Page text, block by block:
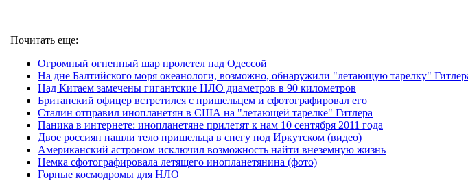
Почитать еще:
Огромный огненный шар пролетел над Одессой
На дне Балтийского моря океанологи, возможно, обнаружили "летающую тарелку"
Над Китаем замечены гигантские НЛО диаметров в 90 километров
Британский офицер встретился с пришельцем и сфотографировал его
Сталин отправил инопланетян в США на "летающей тарелке" Гитлера
Паника в интернете: инопланетяне прилетят к нам 10 сентября 2011 года
Двое россиян нашли тело пришельца в снегу под Иркутском (видео)
Американский астроном исключил возможность найти внеземную жизнь
Немка сфотографировала летящего инопланетянина (фото)
Горные космодромы для НЛО